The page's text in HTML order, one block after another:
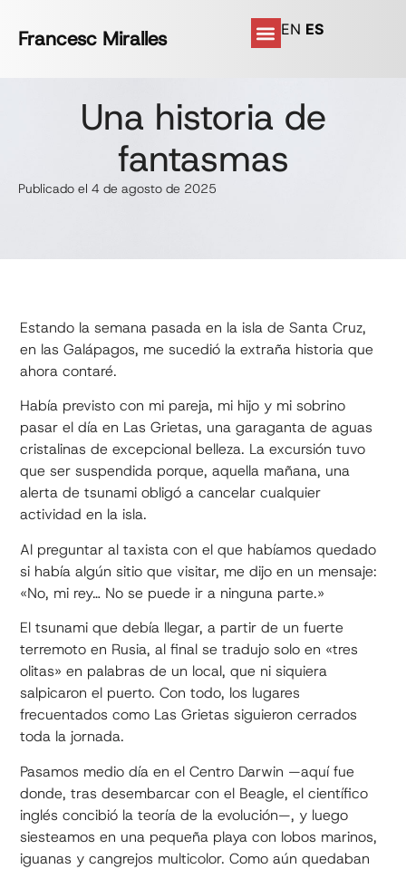
Francesc Miralles EN ES
Una historia de
fantasmas
Publicado el 4 de agosto de 2025
Estando la semana pasada en la isla de Santa Cruz,
en las Galápagos, me sucedió la extraña historia que
ahora contaré.
Había previsto con mi pareja, mi hijo y mi sobrino
pasar el día en Las Grietas, una garaganta de aguas
cristalinas de excepcional belleza. La excursión tuvo
que ser suspendida porque, aquella mañana, una
alerta de tsunami obligó a cancelar cualquier
actividad en la isla.
Al preguntar al taxista con el que habíamos quedado
si había algún sitio que visitar, me dijo en un mensaje:
«No, mi rey… No se puede ir a ninguna parte.»
El tsunami que debía llegar, a partir de un fuerte
terremoto en Rusia, al final se tradujo solo en «tres
olitas» en palabras de un local, que ni siquiera
salpicaron el puerto. Con todo, los lugares
frecuentados como Las Grietas siguieron cerrados
toda la jornada.
Pasamos medio día en el Centro Darwin —aquí fue
donde, tras desembarcar con el Beagle, el científico
inglés concibió la teoría de la evolución—, y luego
siesteamos en una pequeña playa con lobos marinos,
iguanas y cangrejos multicolor. Como aún quedaban